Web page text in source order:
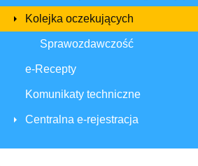
Kolejka oczekujących
Sprawozdawczość
e-Recepty
Komunikaty techniczne
Centralna e-rejestracja